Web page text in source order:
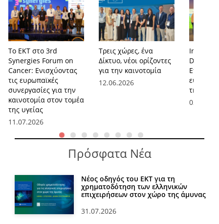
Το ΕΚΤ στο 3rd
Synergies Forum on
Cancer: Ενισχύοντας
τις ευρωπαϊκές
συνεργασίες για την
καινοτομία στον τομέα
της υγείας
11.07.2026
Τρεις χώρες, ένα
Δίκτυο, νέοι ορίζοντες
για την καινοτομία
12.06.2026
Day
της
Πρόσφατα Νέα
Νέος οδηγός του ΕΚΤ για τη
χρηματοδότηση των ελληνικών
επιχειρήσεων στον χώρο της άμυνας
31.07.2026